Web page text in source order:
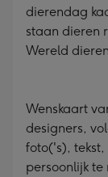
dierendag
staan dieren
Wereld
Wenskaart
designers,
foto('s),
persoonlijk te